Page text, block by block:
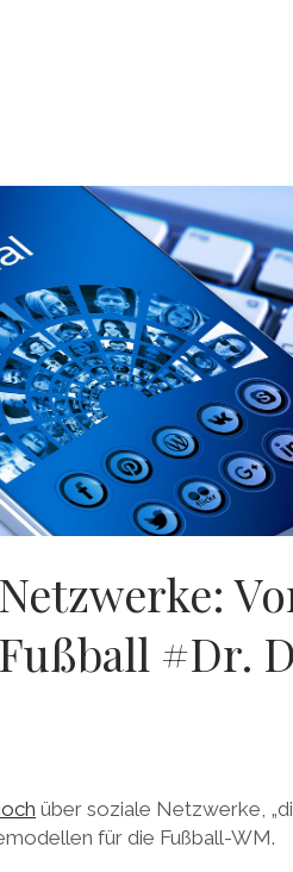
#Dr.
über soziale Netzwerke,
für die Fußball-WM.